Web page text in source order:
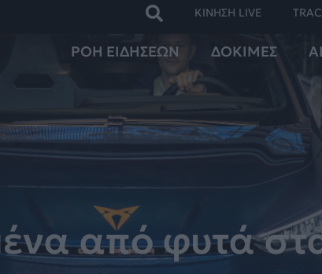
ΚΙΝΗΣΗ LIVE
ΡΟΗ ΕΙΔΗΣΕΩΝ ΔΟΚΙΜΕΣ
από φυτά